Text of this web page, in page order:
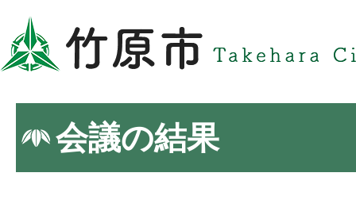
会議の結果